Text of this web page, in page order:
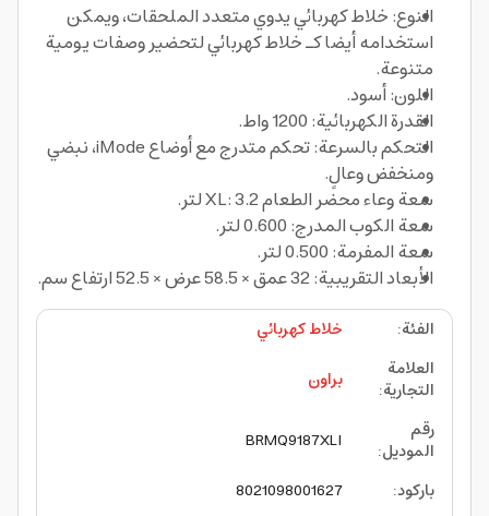
النوع: خلاط كهربائي يدوي متعدد الملحقات، ويمكن
استخدامه أيضا كـ خلاط كهربائي لتحضير وصفات يومية
متنوعة.
اللون: أسود.
القدرة الكهربائية: 1200 واط.
التحكم بالسرعة: تحكم متدرج مع أوضاع iMode، نبضي
ومنخفض وعالٍ.
سعة وعاء محضر الطعام XL: 3.2 لتر.
سعة الكوب المدرج: 0.600 لتر.
سعة المفرمة: 0.500 لتر.
الأبعاد التقريبية: 32 عمق × 58.5 عرض × 52.5 ارتفاع سم.
الفئة:
خلاط كهربائي
العلامة
التجارية:
براون
رقم
الموديل:
BRMQ9187XLI
باركود:
8021098001627